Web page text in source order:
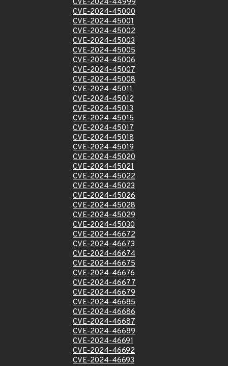
CVE-2024-44999
CVE-2024-45000
CVE-2024-45001
CVE-2024-45002
CVE-2024-45003
CVE-2024-45005
CVE-2024-45006
CVE-2024-45007
CVE-2024-45008
CVE-2024-45011
CVE-2024-45012
CVE-2024-45013
CVE-2024-45015
CVE-2024-45017
CVE-2024-45018
CVE-2024-45019
CVE-2024-45020
CVE-2024-45021
CVE-2024-45022
CVE-2024-45023
CVE-2024-45026
CVE-2024-45028
CVE-2024-45029
CVE-2024-45030
CVE-2024-46672
CVE-2024-46673
CVE-2024-46674
CVE-2024-46675
CVE-2024-46676
CVE-2024-46677
CVE-2024-46679
CVE-2024-46685
CVE-2024-46686
CVE-2024-46687
CVE-2024-46689
CVE-2024-46691
CVE-2024-46692
CVE-2024-46693